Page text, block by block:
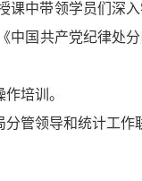
中带领学员们深
国共产党纪律处
培训。
管领导和统计工作